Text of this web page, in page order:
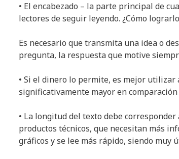
• El encabezado – la parte principal de
lectores de seguir leyendo. ¿Cómo
Es necesario que transmita una idea o
pregunta, la respuesta que motive
• Si el dinero lo permite, es mejor utilizar
significativamente mayor en
• La longitud del texto debe
productos técnicos, que necesitan más
gráficos y se lee más rápido, siendo muy